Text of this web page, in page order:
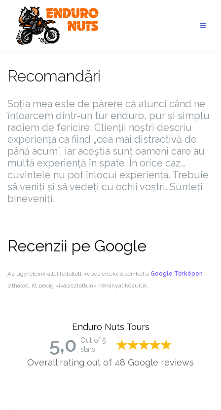
content
Recomandări
Soția mea este de părere că atunci când ne
întoarcem dintr-un tur enduro, pur și simplu
radiem de fericire. Clienții noștri descriu
experiența ca fiind „cea mai distractivă de
până acum”, iar aceștia sunt oameni care au
multă experiență în spate. În orice caz…
cuvintele nu pot înlocui experiența. Trebuie
să veniți și să vedeți cu ochii voștri. Sunteți
bineveniți.
Recenzii pe Google
Az ügyfeleink által feltöltött képes értékeléseinket a Google Térképen
láthatod, itt pedig kiválasztottunk néhányat közülük:
Enduro Nuts Tours
5,0
Out of 5
stars
Overall rating out of 48 Google reviews